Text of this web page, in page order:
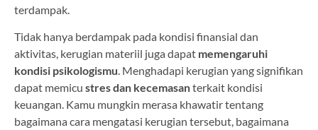
terdampak.
Tidak hanya berdampak pada kondisi finansial dan
aktivitas, kerugian materiil juga dapat memengaruhi
kondisi psikologismu. Menghadapi kerugian yang signifikan
dapat memicu stres dan kecemasanterkait kondisi
keuangan. Kamu mungkin merasa khawatir tentang
bagaimana cara mengatasi kerugian tersebut, bagaimana